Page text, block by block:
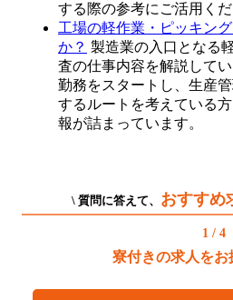
する際の参考にご活用くだ
工場の軽作業・ピッキン
か？ 製造業の入口となる
査の仕事内容を解説して
勤務をスタートし、生産
するルートを考えている
報が詰まっています。
\ 質問に答えて、 おすすめ
1 / 4
寮付きの求人をお